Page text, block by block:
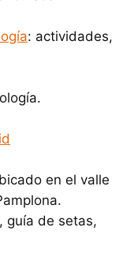
: actividades,
en el valle
guía de setas,